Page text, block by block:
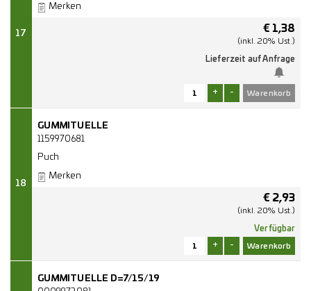
17
Merken
€ 1,38
(inkl. 20% Ust.)
Lieferzeit auf Anfrage
+ -
18
GUMMITUELLE
1159970681
Puch
Merken
€ 2,93
(inkl. 20% Ust.)
Verfügbar
+ -
GUMMITUELLE D=7/15/19